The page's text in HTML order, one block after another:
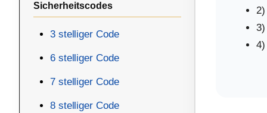
Sicherheitscodes
3 stelliger Code
6 stelliger Code
7 stelliger Code
8 stelliger Code
2)
3)
4)